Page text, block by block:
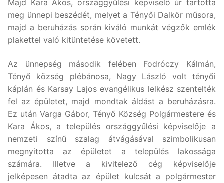
Majd Kara Ákos, országgyűlési képviselő úr tartotta
meg ünnepi beszédét, melyet a Tényői Dalkör műsora,
majd a beruházás során kiváló munkát végzők emlék
plakettel való kitüntetése követett.
Az ünnepség második felében Fodróczy Kálmán,
Tényő község plébánosa, Nagy László volt tényői
káplán és Karsay Lajos evangélikus lelkész szentelték
fel az épületet, majd mondtak áldást a beruházásra.
Ez után Varga Gábor, Tényő Község Polgármestere és
Kara Ákos, a település országgyűlési képviselője a
nemzeti színű szalag átvágásával szimbolikusan
megnyitotta az épületet a település lakossága
számára. Illetve a kivitelező cég képviselője
jelképesen átadta az épület kulcsát a polgármester